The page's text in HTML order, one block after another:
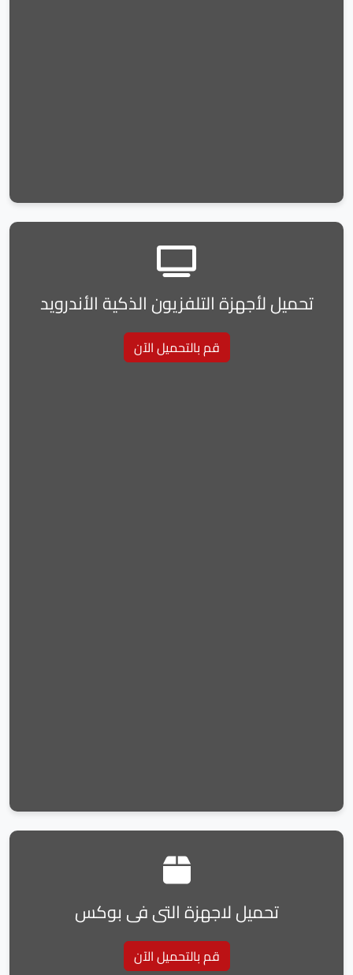
تحميل لأجهزة التلفزيون الذكية الأندرويد
قم بالتحميل الآن
تحميل لاجهزة التى فى بوكس
قم بالتحميل الآن